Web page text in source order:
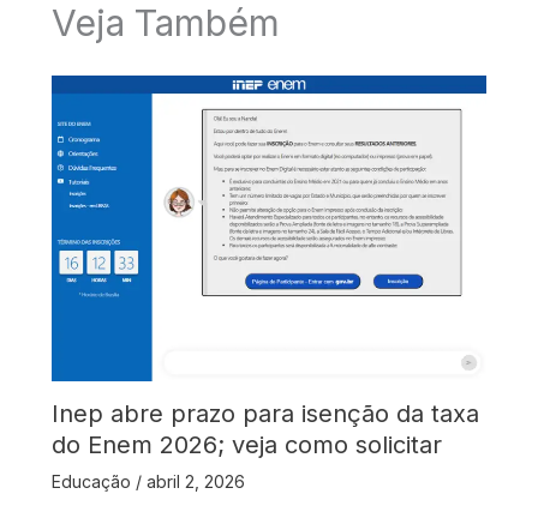
Veja Também
Inep abre prazo para isenção da taxa
do Enem 2026; veja como solicitar
Educação / abril 2, 2026